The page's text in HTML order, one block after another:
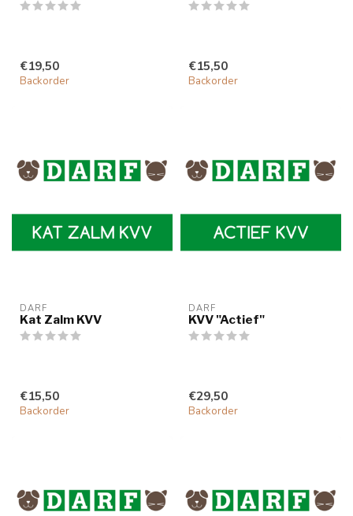
€19,50
Backorder
€15,50
Backorder
DARF
Kat Zalm KVV
€15,50
Backorder
DARF
KVV "Actief"
€29,50
Backorder